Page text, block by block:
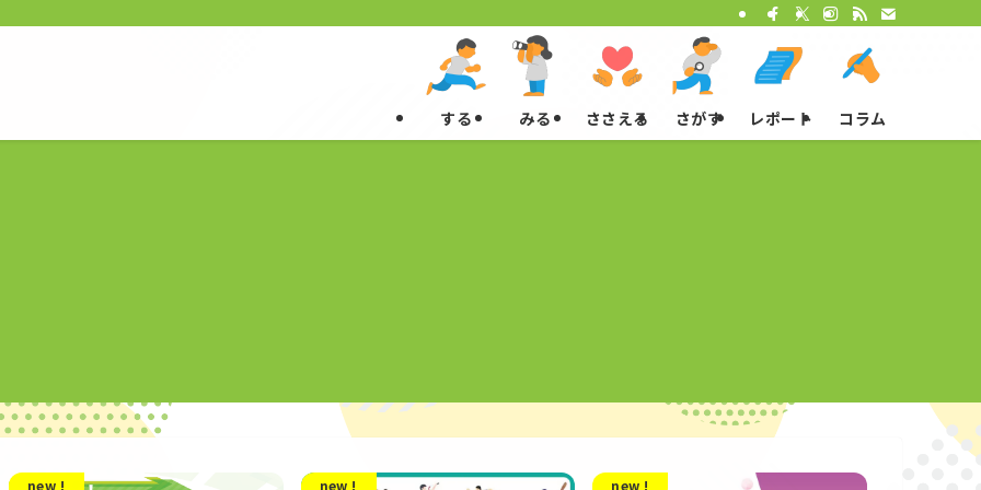
する みる ささえる さがす レポート コラム
new ! new ! new !